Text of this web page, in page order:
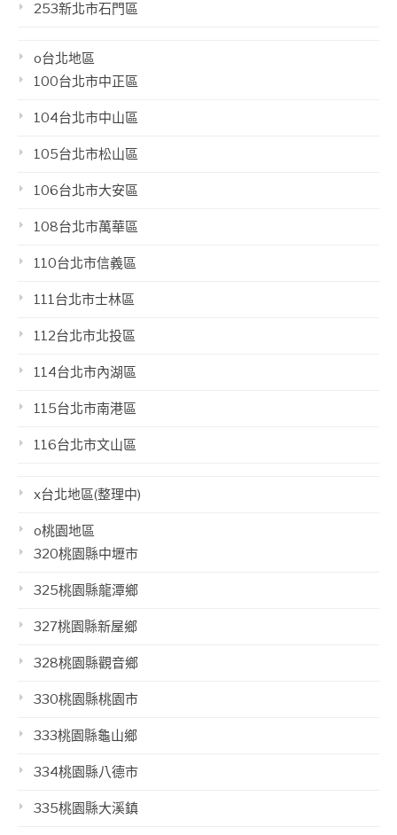
253新北市石門區
o台北地區
100台北市中正區
104台北市中山區
105台北市松山區
106台北市大安區
108台北市萬華區
110台北市信義區
111台北市士林區
112台北市北投區
114台北市內湖區
115台北市南港區
116台北市文山區
x台北地區(整理中)
o桃園地區
320桃園縣中壢市
325桃園縣龍潭鄉
327桃園縣新屋鄉
328桃園縣觀音鄉
330桃園縣桃園市
333桃園縣龜山鄉
334桃園縣八德市
335桃園縣大溪鎮